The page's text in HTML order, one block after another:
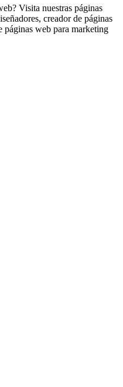
Visita nuestras páginas
, creador de páginas
páginas web para marketing